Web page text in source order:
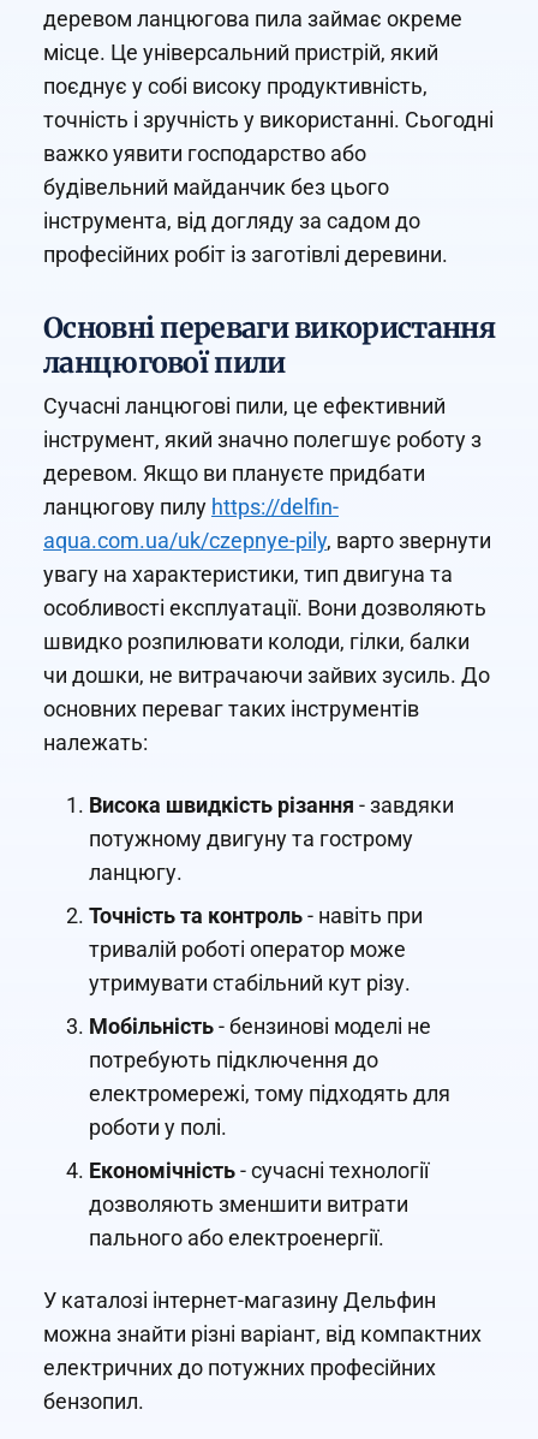
деревом ланцюгова пила займає окреме
місце. Це універсальний пристрій, який
поєднує у собі високу продуктивність,
точність і зручність у використанні. Сьогодні
важко уявити господарство або
будівельний майданчик без цього
інструмента, від догляду за садом до
професійних робіт із заготівлі деревини.
Основні переваги використання
ланцюгової пили
Сучасні ланцюгові пили, це ефективний
інструмент, який значно полегшує роботу з
деревом. Якщо ви плануєте придбати
ланцюгову пилу https://delfin-
aqua.com.ua/uk/czepnye-pily, варто звернути
увагу на характеристики, тип двигуна та
особливості експлуатації. Вони дозволяють
швидко розпилювати колоди, гілки, балки
чи дошки, не витрачаючи зайвих зусиль. До
основних переваг таких інструментів
належать:
Висока швидкість різання - завдяки
потужному двигуну та гострому
ланцюгу.
Точність та контроль- навіть при
тривалій роботі оператор може
утримувати стабільний кут різу.
Мобільність- бензинові моделі не
потребують підключення до
електромережі, тому підходять для
роботи у полі.
Економічність- сучасні технології
дозволяють зменшити витрати
пального або електроенергії.
У каталозі інтернет-магазину Дельфин
можна знайти різні варіант, від компактних
електричних до потужних професійних
бензопил.